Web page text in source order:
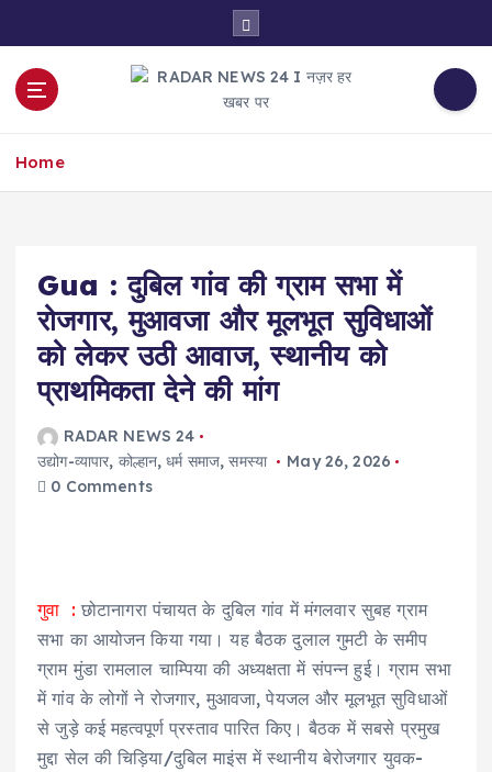
o
Home
Gua : दुबिल गांव की ग्राम सभा में
रोजगार, मुआवजा और मूलभूत सुविधाओं
को लेकर उठी आवाज, स्थानीय को
प्राथमिकता देने की मांग
RADAR NEWS 24
उद्योग-व्यापार, कोल्हान,धर्म समाज,समस्या
May 26, 2026
0 Comments
गुवा : छोटानागरा पंचायत के दुबिल गांव में मंगलवार सुबह ग्राम
सभा का आयोजन किया गया। यह बैठक दुलाल गुमटी के समीप
ग्राम मुंडा रामलाल चाम्पिया की अध्यक्षता में संपन्न हुई। ग्राम सभा
में गांव के लोगों ने रोजगार, मुआवजा, पेयजल और मूलभूत सुविधाओं
से जुड़े कई महत्वपूर्ण प्रस्ताव पारित किए। बैठक में सबसे प्रमुख
मुद्दा सेल की चिड़िया/दुबिल माइंस में स्थानीय बेरोजगार युवक-